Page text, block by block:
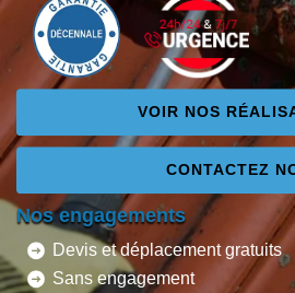
VOIR NOS
CONTACTEZ
Nos engagements
Devis et déplacement gratuits
Sans engagement